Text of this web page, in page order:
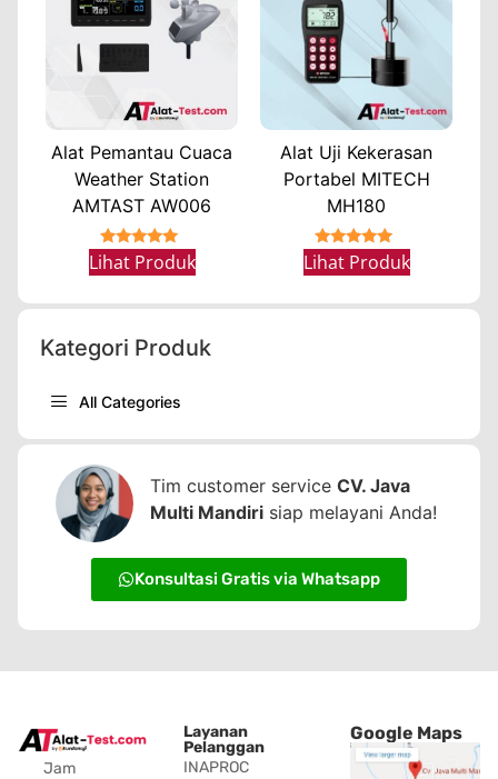
Alat Pemantau Cuaca
Weather Station
AMTAST AW006
★★★★★
Lihat Produk
Alat Uji Kekerasan
Portabel MITECH
MH180
★★★★★
Lihat Produk
Kategori Produk
All Categories
Tim customer service CV. Java
Multi Mandiri siap melayani Anda!
Konsultasi Gratis via Whatsapp
Jam
Layanan
Pelanggan
INAPROC
Google Maps